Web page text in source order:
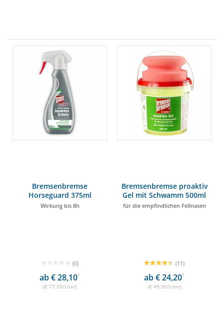
Bremsenbremse
Horseguard 375ml
Wirkung bis 8h
(0)
ab € 28,101
(€ 77,20/Liter)
Bremsenbremse proaktiv
Gel mit Schwamm 500ml
für die empfindlichen Fellnasen
(11)
ab € 24,201
(€ 49,90/Liter)